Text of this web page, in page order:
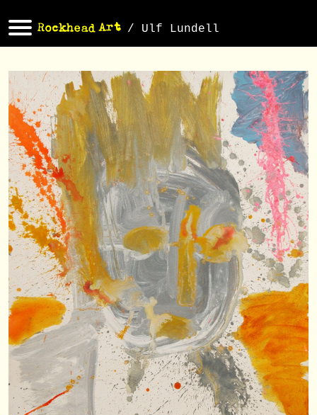
/ Ulf Lundell